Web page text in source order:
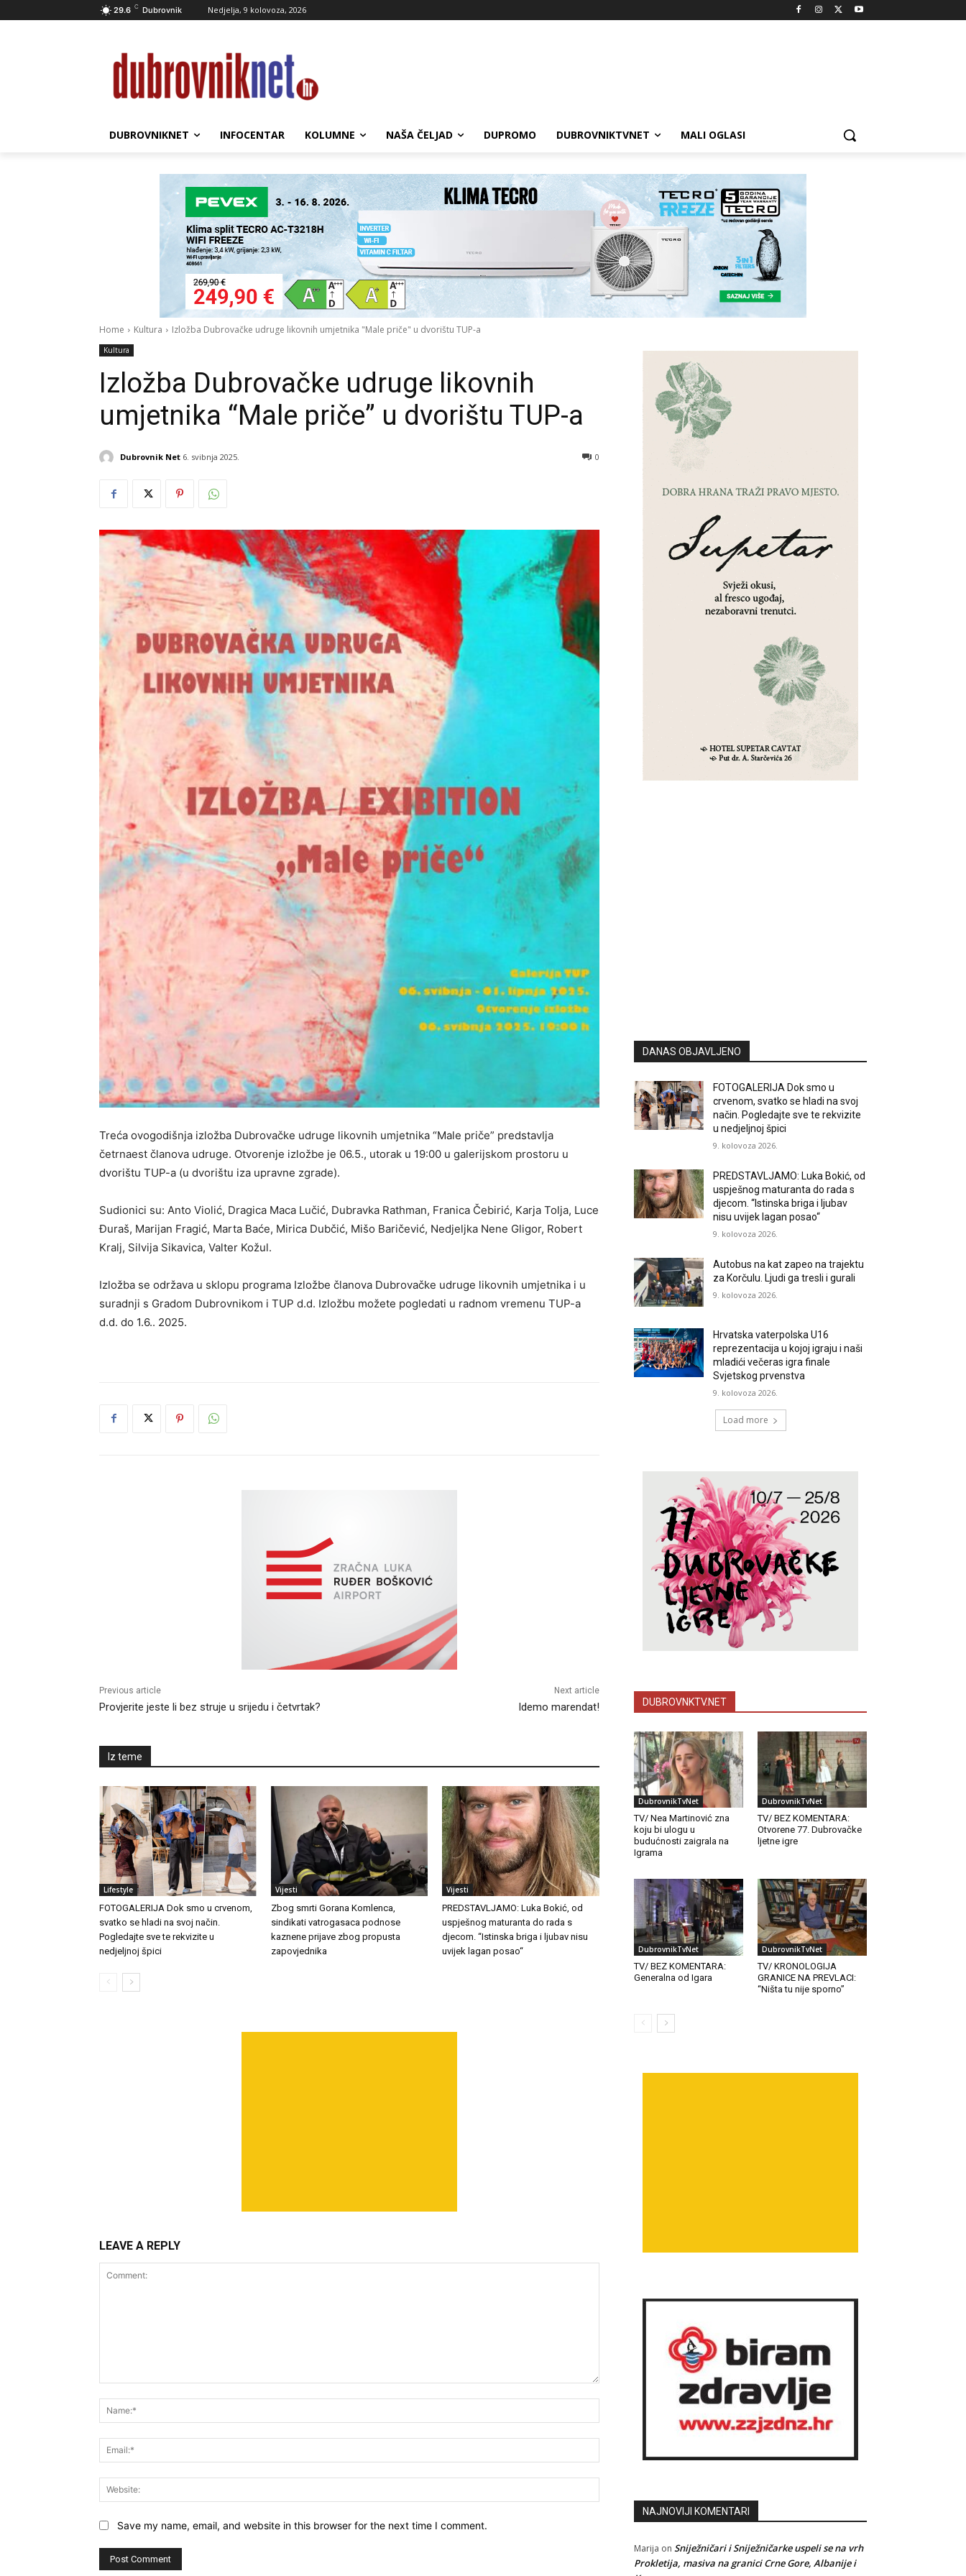
29.6 C Dubrovnik Nedjelja, 9 kolovoza, 2026
DUBROVNIKNET INFOCENTAR KOLUMNE NAŠA ČELJAD DUPROMO DUBROVNIKTVNET MALI OGLASI
Home Kultura Izložba Dubrovačke udruge likovnih umjetnika "Male priče" u dvorištu TUP-a
Kultura
Izložba Dubrovačke udruge likovnih
umjetnika “Male priče” u dvorištu TUP-a
Dubrovnik Net 6. svibnja 2025. 0
Treća ovogodišnja izložba Dubrovačke udruge likovnih umjetnika “Male priče” predstavlja
četrnaest članova udruge. Otvorenje izložbe je 06.5., utorak u 19:00 u galerijskom prostoru u
dvorištu TUP-a (u dvorištu iza upravne zgrade).
Sudionici su: Anto Violić, Dragica Maca Lučić, Dubravka Rathman, Franica Čebirić, Karja Tolja, Luce
Đuraš, Marijan Fragić, Marta Baće, Mirica Dubčić, Mišo Baričević, Nedjeljka Nene Gligor, Robert
Kralj, Silvija Sikavica, Valter Kožul.
Izložba se održava u sklopu programa Izložbe članova Dubrovačke udruge likovnih umjetnika i u
suradnji s Gradom Dubrovnikom i TUP d.d. Izložbu možete pogledati u radnom vremenu TUP-a
d.d. do 1.6.. 2025.
Previous article
Provjerite jeste li bez struje u srijedu i četvrtak?
Next article
Idemo marendat!
Iz teme
Lifestyle
FOTOGALERIJA Dok smo u crvenom,
svatko se hladi na svoj način.
Pogledajte sve te rekvizite u
nedjeljnoj špici
Vijesti
Zbog smrti Gorana Komlenca,
sindikati vatrogasaca podnose
kaznene prijave zbog propusta
zapovjednika
Vijesti
PREDSTAVLJAMO: Luka Bokić, od
uspješnog maturanta do rada s
djecom. “Istinska briga i ljubav nisu
uvijek lagan posao“
LEAVE A REPLY
Save my name, email, and website in this browser for the next time I comment.
DANAS OBJAVLJENO
FOTOGALERIJA Dok smo u
crvenom, svatko se hladi na svoj
način. Pogledajte sve te rekvizite
u nedjeljnoj špici
9. kolovoza 2026.
PREDSTAVLJAMO: Luka Bokić, od
uspješnog maturanta do rada s
djecom. “Istinska briga i ljubav
nisu uvijek lagan posao“
9. kolovoza 2026.
Autobus na kat zapeo na trajektu
za Korčulu. Ljudi ga tresli i gurali
9. kolovoza 2026.
Hrvatska vaterpolska U16
reprezentacija u kojoj igraju i naši
mladići večeras igra finale
Svjetskog prvenstva
9. kolovoza 2026.
Load more
DUBROVNKTV.NET
DubrovnikTvNet
TV/ Nea Martinović zna
koju bi ulogu u
budućnosti zaigrala na
Igrama
DubrovnikTvNet
TV/ BEZ KOMENTARA:
Otvorene 77. Dubrovačke
ljetne igre
DubrovnikTvNet
TV/ BEZ KOMENTARA:
Generalna od Igara
DubrovnikTvNet
TV/ KRONOLOGIJA
GRANICE NA PREVLACI:
“Ništa tu nije sporno”
NAJNOVIJI KOMENTARI
Marija on Sniježničari i Sniježničarke uspeli se na vrh
Prokletija, masiva na granici Crne Gore, Albanije i